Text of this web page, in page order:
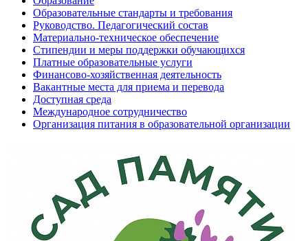
Образовательные стандарты и требования
Руководство. Педагогический состав
Материально-техническое обеспечение
Стипендии и меры поддержки обучающихся
Платные образовательные услуги
Финансово-хозяйственная деятельность
Вакантные места для приема и перевода
Доступная среда
Международное сотрудничество
Организация питания в образовательной организации